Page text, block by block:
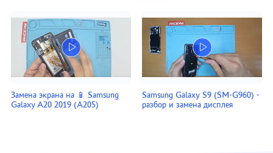
Замена экрана на 📱 Samsung
Galaxy A20 2019 (A205)
Samsung Galaxy S9 (SM-G960) -
разбор и замена дисплея